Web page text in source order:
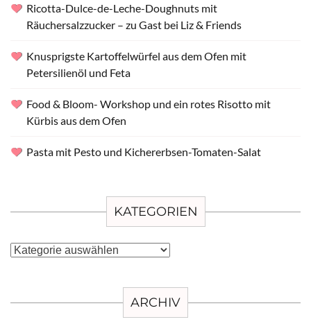
Ricotta-Dulce-de-Leche-Doughnuts mit
Räuchersalzzucker – zu Gast bei Liz & Friends
Knusprigste Kartoffelwürfel aus dem Ofen mit
Petersilienöl und Feta
Food & Bloom- Workshop und ein rotes Risotto mit
Kürbis aus dem Ofen
Pasta mit Pesto und Kichererbsen-Tomaten-Salat
KATEGORIEN
Kategorien
ARCHIV